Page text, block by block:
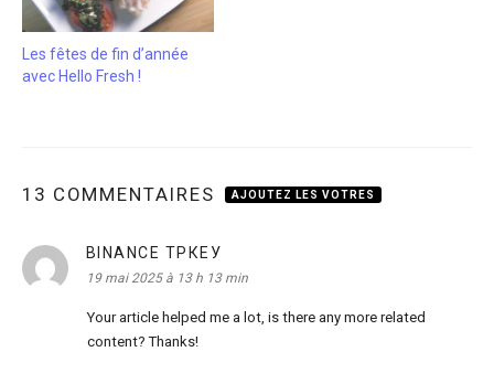
Les fêtes de fin d’année
avec Hello Fresh !
13 COMMENTAIRES AJOUTEZ LES VOTRES
BINANCE ТРКЕУ
19 mai 2025 à 13 h 13 min
Your article helped me a lot, is there any more related
content? Thanks!